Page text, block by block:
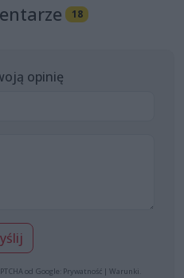
18
opinię
od Google: Prywatność | Warunki